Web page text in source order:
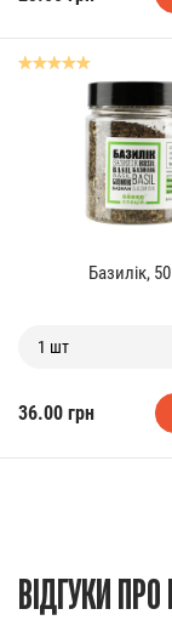
Базилік,
1 шт
36.00 грн
ВІДГУКИ